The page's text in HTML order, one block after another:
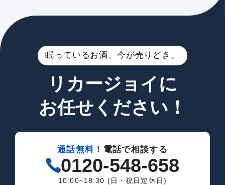
眠っているお酒、今が売りどき。
リカージョイに
お任せください！
通話無料！ 電話で相談する
0120-548-658
10:00~18:30 (日・祝日定休日)